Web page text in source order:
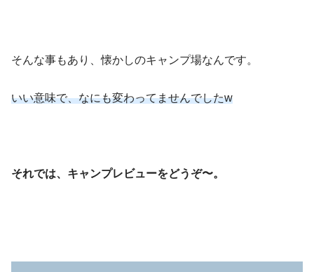
そんな事もあり、懐かしのキャンプ場なんです。
いい意味で、なにも変わってませんでしたw
それでは、キャンプレビューをどうぞ〜。